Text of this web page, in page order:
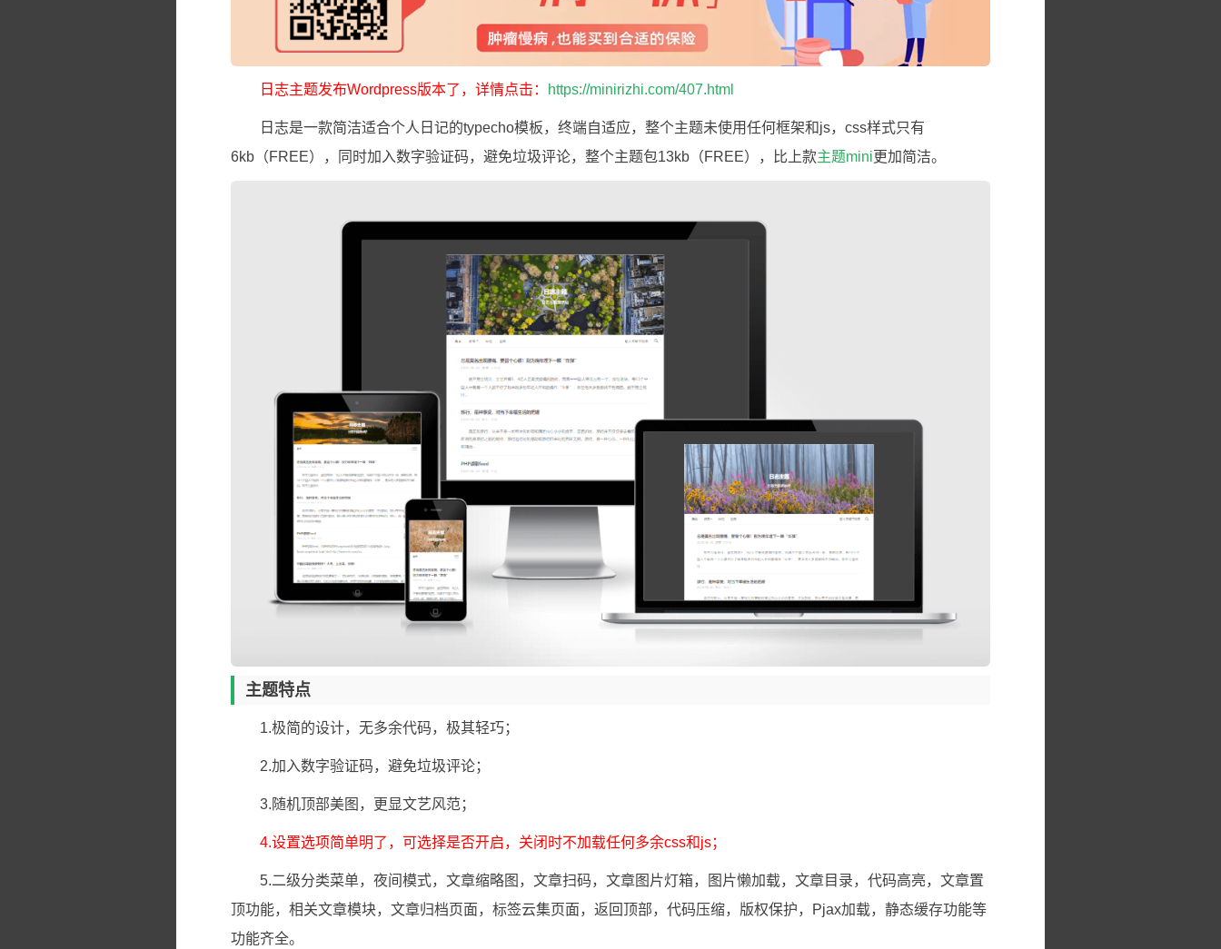
日志主题发布Wordpress版本了，详情点击： https://minirizhi.com/407.html
日志是一款简洁适合个人日记的typecho模板，终端自适应，整个主题未使用任何框架和js，css样式只有
6kb（FREE），同时加入数字验证码，避免垃圾评论，整个主题包13kb（FREE），比上款主题mini更加简洁。
主题特点
1.极简的设计，无多余代码，极其轻巧；
2.加入数字验证码，避免垃圾评论；
3.随机顶部美图，更显文艺风范；
4.设置选项简单明了，可选择是否开启，关闭时不加载任何多余css和js；
5.二级分类菜单，夜间模式，文章缩略图，文章扫码，文章图片灯箱，图片懒加载，文章目录，代码高亮，文章置
顶功能，相关文章模块，文章归档页面，标签云集页面，返回顶部，代码压缩，版权保护，Pjax加载，静态缓存功能等
功能齐全。